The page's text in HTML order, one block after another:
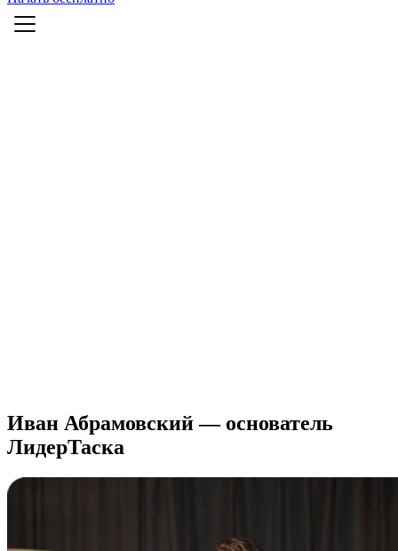
Иван Абрамовский — основатель
ЛидерТаска